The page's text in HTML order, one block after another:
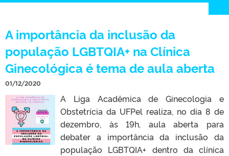
A importância da inclusão da
população LGBTQIA+ na Clínica
Ginecológica é tema de aula aberta
01/12/2020
A Liga Acadêmica de Ginecologia e
Obstetrícia da UFPel realiza, no dia 8 de
dezembro, às 19h, aula aberta para
debater a importância da inclusão da
população LGBTQIA+ dentro da clínica